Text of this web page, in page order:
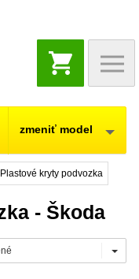
NÁKUPNÝ
KOŠÍK
zmeniť model
Plastové kryty podvozka
- Škoda